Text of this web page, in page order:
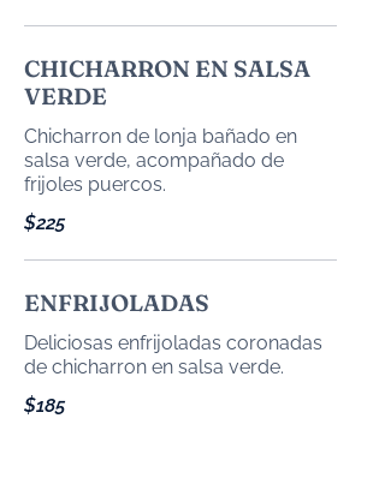
CHICHARRON EN SALSA
VERDE
Chicharron de lonja bañado en
salsa verde, acompañado de
frijoles puercos.
$225
ENFRIJOLADAS
Deliciosas enfrijoladas coronadas
de chicharron en salsa verde.
$185